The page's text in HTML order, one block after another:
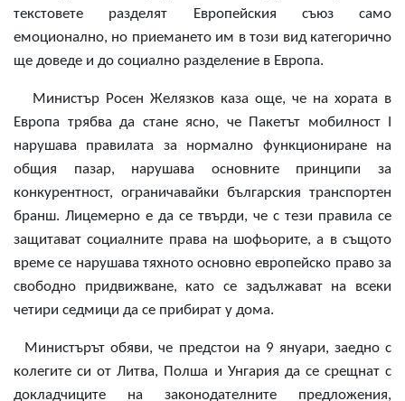
текстовете разделят Европейския съюз само
емоционално, но приемането им в този вид категорично
ще доведе и до социално разделение в Европа.
Министър Росен Желязков каза още, че на хората в
Европа трябва да стане ясно, че Пакетът мобилност I
нарушава правилата за нормално функциониране на
общия пазар, нарушава основните принципи за
конкурентност, ограничавайки българския транспортен
бранш. Лицемерно е да се твърди, че с тези правила се
защитават социалните права на шофьорите, а в същото
време се нарушава тяхното основно европейско право за
свободно придвижване, като се задължават на всеки
четири седмици да се прибират у дома.
Министърът обяви, че предстои на 9 януари, заедно с
колегите си от Литва, Полша и Унгария да се срещнат с
докладчиците на законодателните предложения,